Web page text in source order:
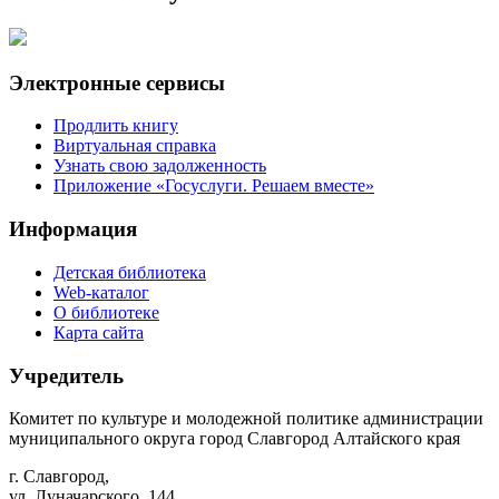
Электронные сервисы
Продлить книгу
Виртуальная справка
Узнать свою задолженность
Приложение «Госуслуги. Решаем вместе»
Информация
Детская библиотека
Web-каталог
О библиотеке
Карта сайта
Учредитель
Комитет по культуре и молодежной политике администрации
муниципального округа город Славгород Алтайского края
г. Славгород,